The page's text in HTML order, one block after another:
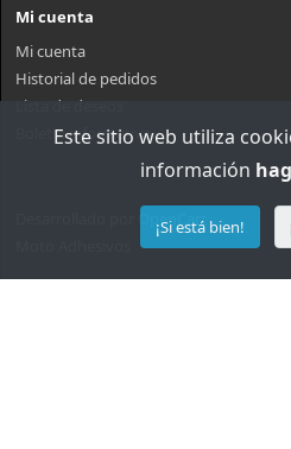
Mi cuenta
Mi cuenta
Historial de pedidos
Lista de deseos
Boletin informativo
OpenCart
Este sitio web utiliza
información
¡Si está bien!